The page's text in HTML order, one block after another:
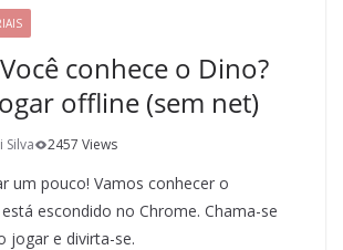
conhece o Dino?
offline (sem net)
Silva 2457 Views
um pouco! Vamos conhecer o
escondido no Chrome. Chama-se
jogar e divirta-se.